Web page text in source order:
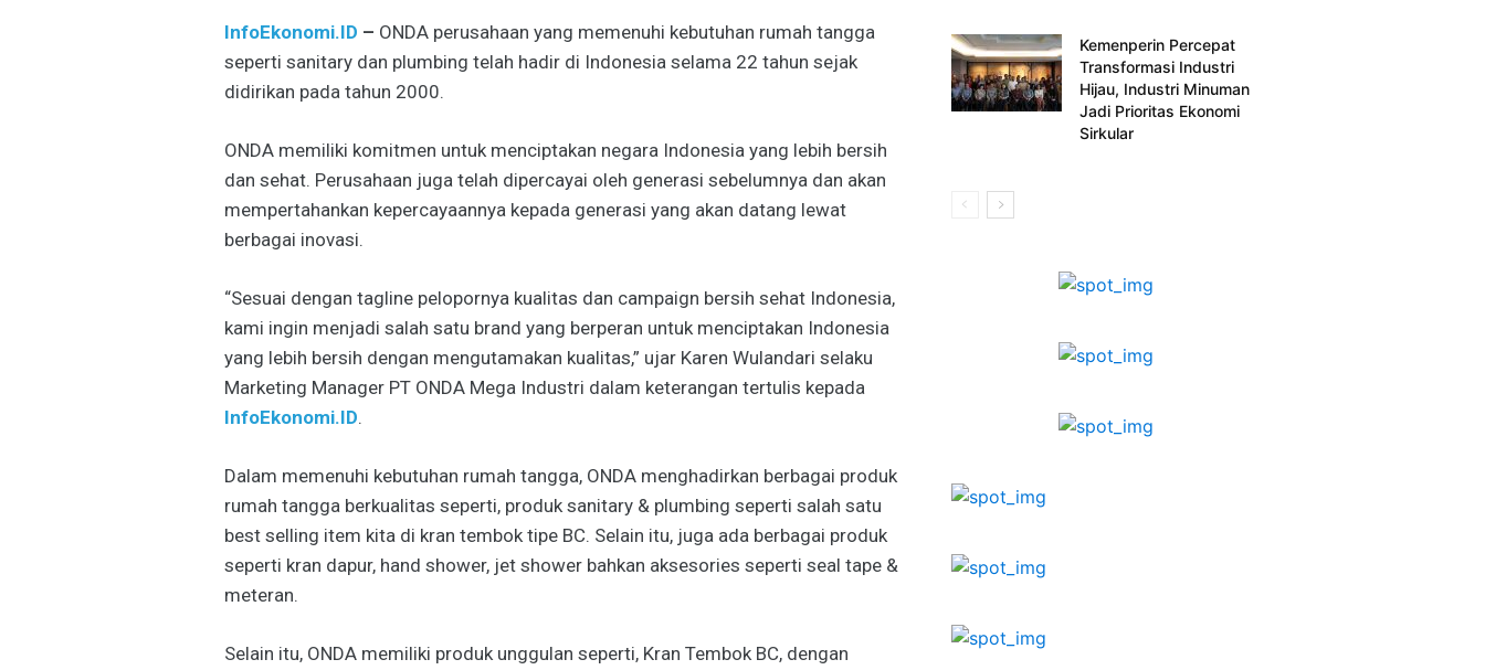
InfoEkonomi.ID – ONDA perusahaan yang memenuhi kebutuhan rumah tangga
seperti sanitary dan plumbing telah hadir di Indonesia selama 22 tahun sejak
didirikan pada tahun 2000.
ONDA memiliki komitmen untuk menciptakan negara Indonesia yang lebih bersih
dan sehat. Perusahaan juga telah dipercayai oleh generasi sebelumnya dan akan
mempertahankan kepercayaannya kepada generasi yang akan datang lewat
berbagai inovasi.
“Sesuai dengan tagline pelopornya kualitas dan campaign bersih sehat Indonesia,
kami ingin menjadi salah satu brand yang berperan untuk menciptakan Indonesia
yang lebih bersih dengan mengutamakan kualitas,” ujar Karen Wulandari selaku
Marketing Manager PT ONDA Mega Industri dalam keterangan tertulis kepada
InfoEkonomi.ID.
Dalam memenuhi kebutuhan rumah tangga, ONDA menghadirkan berbagai produk
rumah tangga berkualitas seperti, produk sanitary & plumbing seperti salah satu
best selling item kita di kran tembok tipe BC. Selain itu, juga ada berbagai produk
seperti kran dapur, hand shower, jet shower bahkan aksesories seperti seal tape &
meteran.
Selain itu, ONDA memiliki produk unggulan seperti, Kran Tembok BC, dengan
Kemenperin Percepat
Transformasi Industri
Hijau, Industri Minuman
Jadi Prioritas Ekonomi
Sirkular